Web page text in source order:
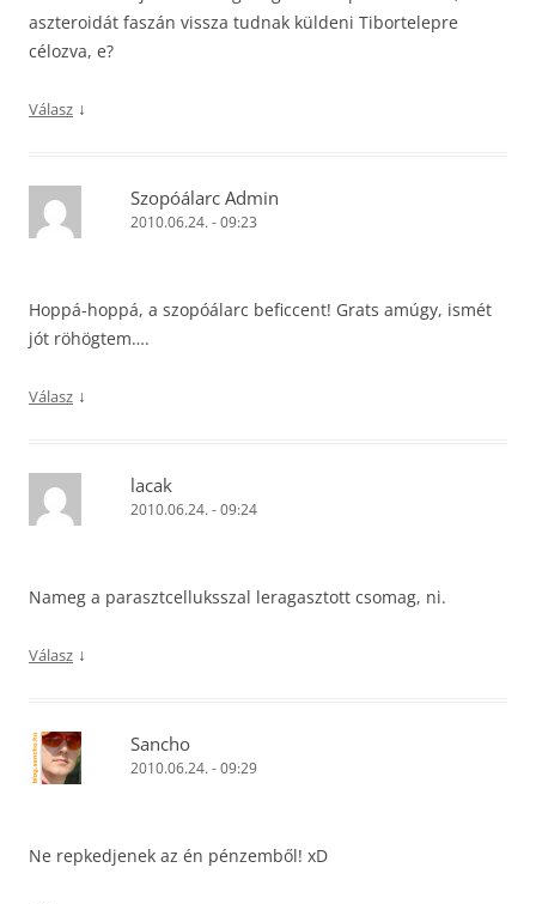
aszteroidát faszán vissza tudnak küldeni Tibortelepre
célozva, e?
Válasz ↓
Szopóálarc Admin
2010.06.24. - 09:23
Hoppá-hoppá, a szopóálarc beficcent! Grats amúgy, ismét
jót röhögtem….
Válasz ↓
lacak
2010.06.24. - 09:24
Nameg a parasztcelluksszal leragasztott csomag, ni.
Válasz ↓
Sancho
2010.06.24. - 09:29
Ne repkedjenek az én pénzemből! xD